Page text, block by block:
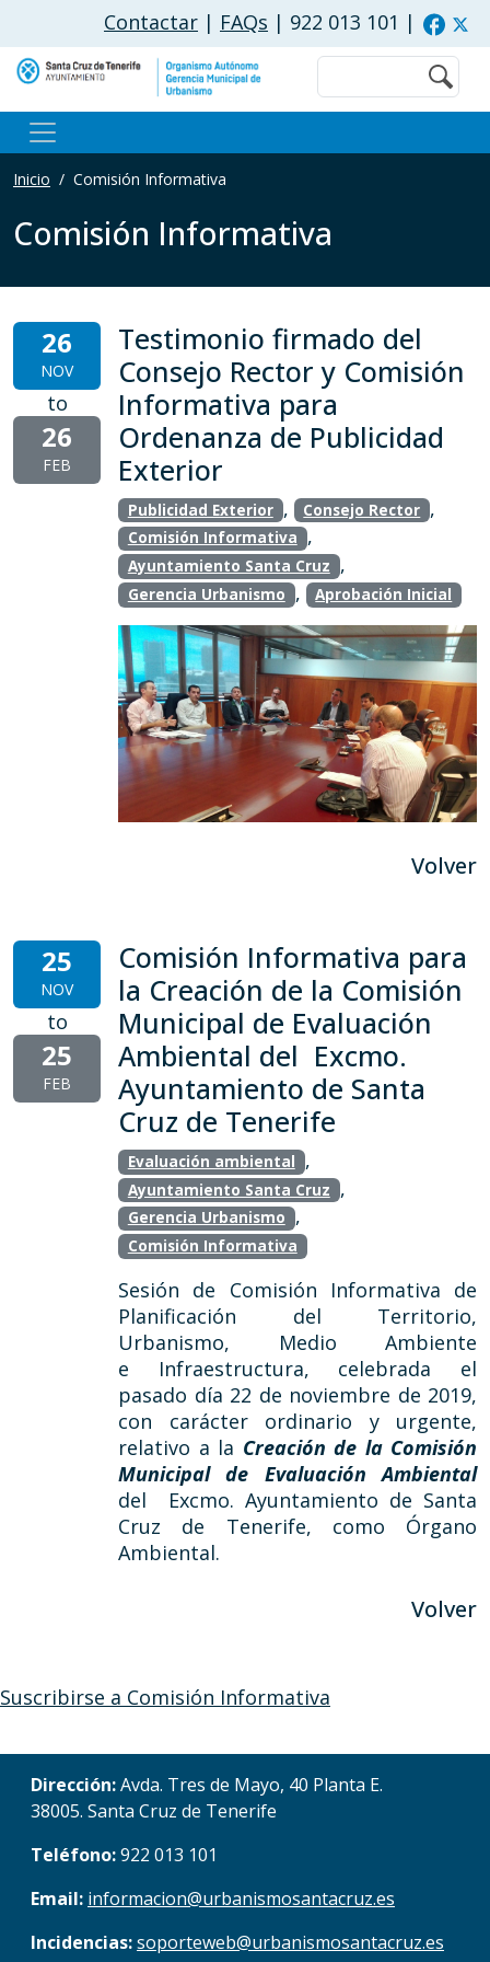
Pasar al contenido principal
Contactar | FAQs | 922 013 101 |
Buscar
Inicio Comisión Informativa
Comisión Informativa
26
NOV
to
26
FEB
Testimonio firmado del
Consejo Rector y Comisión
Informativa para
Ordenanza de Publicidad
Exterior
Publicidad Exterior , Consejo Rector ,
Comisión Informativa ,
Ayuntamiento Santa Cruz ,
Gerencia Urbanismo , Aprobación Inicial
Volver
25
NOV
to
25
FEB
Comisión Informativa para
la Creación de la Comisión
Municipal de Evaluación
Ambiental del Excmo.
Ayuntamiento de Santa
Cruz de Tenerife
Evaluación ambiental ,
Ayuntamiento Santa Cruz ,
Gerencia Urbanismo ,
Comisión Informativa
Sesión de Comisión Informativa de
Planificación del Territorio,
Urbanismo, Medio Ambiente
e Infraestructura, celebrada el
pasado día 22 de noviembre de 2019,
con carácter ordinario y urgente,
relativo a la Creación de la Comisión
Municipal de Evaluación Ambiental
del Excmo. Ayuntamiento de Santa
Cruz de Tenerife, como Órgano
Ambiental.
Volver
Suscribirse a Comisión Informativa
Dirección:Avda. Tres de Mayo, 40 Planta E.
38005. Santa Cruz de Tenerife
Teléfono:922 013 101
Email: informacion@urbanismosantacruz.es
Incidencias:soporteweb@urbanismosantacruz.es